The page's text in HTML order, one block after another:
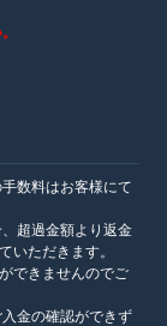
数料はお客様にて
超過金額より返金
いただきます。
できませんのでご
金の確認ができず